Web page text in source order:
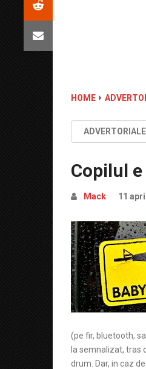
HOME
ADVERTORIALE
Copilul
Mack 11
(pe fir, bluetooth,
la semnalizat, tras
drum. Dar, in caz